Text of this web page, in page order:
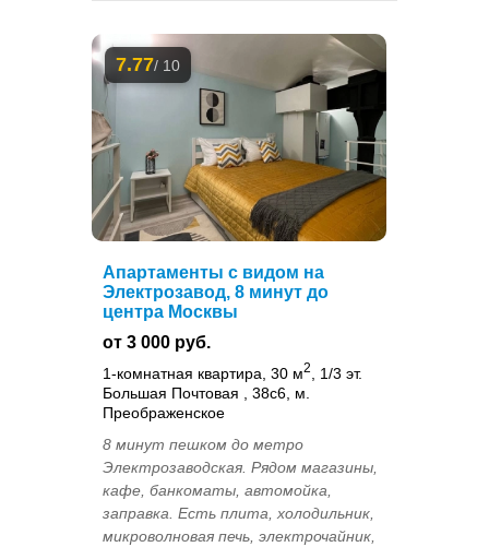
7.77/ 10
Апартаменты с видом на
Электрозавод, 8 минут до
центра Москвы
от 3 000 руб.
1-комнатная квартира, 30 м2
, 1/3 эт.
Большая Почтовая , 38с6, м.
Преображенское
8 минут пешком до метро
Электрозаводская. Рядом магазины,
кафе, банкоматы, автомойка,
заправка. Есть плита, холодильник,
микроволновая печь, электрочайник,